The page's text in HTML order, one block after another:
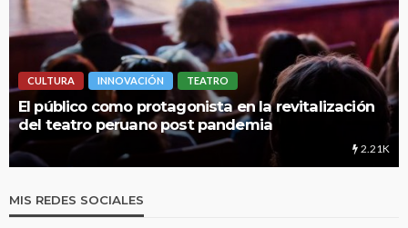
INNOVACIÓN TEATRO
como protagonista en la revitalización
peruano post pandemia
LIMA
UNMSM:
educación
MIS REDES SOCIALES